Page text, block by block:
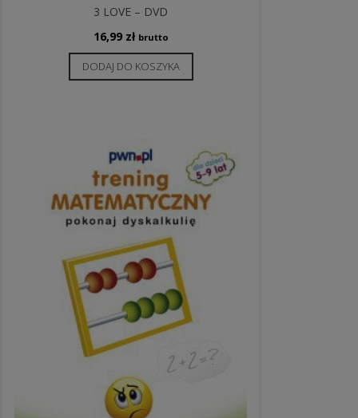
3 LOVE – DVD
16,99 zł brutto
DODAJ DO KOSZYKA